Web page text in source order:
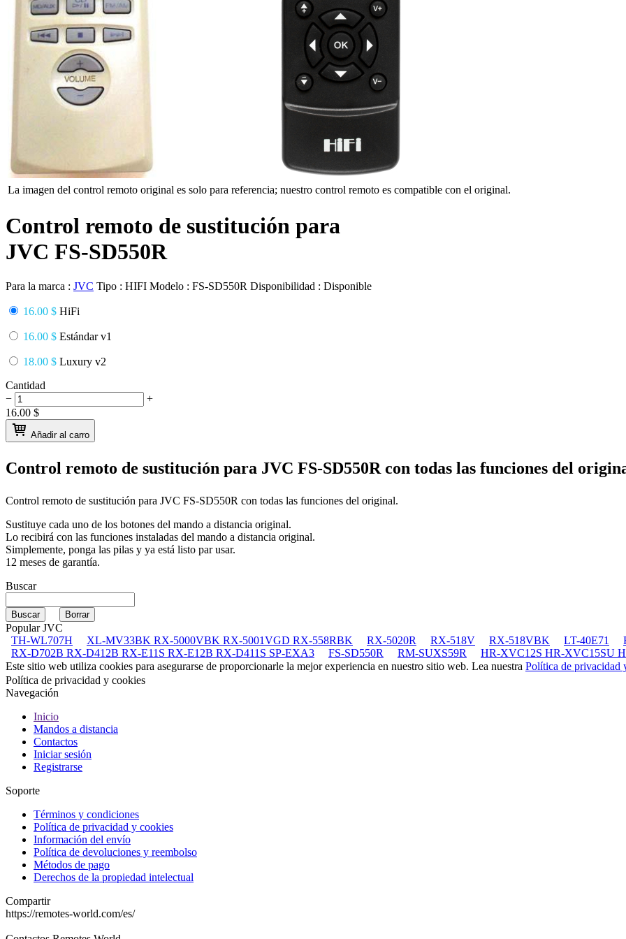
La imagen del control remoto original es solo para referencia; nuestro control remoto es compatible con el original.
Control remoto de sustitución para
JVC FS-SD550R
Para la marca : JVC Tipo : HIFI Modelo : FS-SD550R Disponibilidad : Disponible
16.00 $ HiFi
16.00 $ Estándar v1
18.00 $ Luxury v2
Cantidad
−
+
16.00 $
Añadir al carro
Control remoto de sustitución para JVC FS-SD550R con todas las funciones del
Control remoto de sustitución para JVC FS-SD550R con todas las funciones del original.
Sustituye cada uno de los botones del mando a distancia original.
Lo recibirá con las funciones instaladas del mando a distancia original.
Simplemente, ponga las pilas y ya está listo par usar.
12 meses de garantía.
Buscar
Popular JVC
TH-WL707H
XL-MV33BK RX-5000VBK RX-5001VGD RX-558RBK RX-5020R RX-518V RX-518VBK LT-40E71
RX-D702B RX-D412B RX-E11S RX-E12B RX-D411S SP-EXA3
FS-SD550R RM-SUXS59R
HR-XVC12S HR-XVC15SU
Este sitio web utiliza cookies para asegurarse de proporcionarle la mejor experiencia en nuestro sitio web. Lea nuestra Política de privacidad
Política de privacidad y cookies
Navegación
Inicio
Mandos a distancia
Contactos
Iniciar sesión
Registrarse
Soporte
Términos y condiciones
Política de privacidad y cookies
Información del envío
Política de devoluciones y reembolso
Métodos de pago
Derechos de la propiedad intelectual
Compartir
https://remotes-world.com/es/